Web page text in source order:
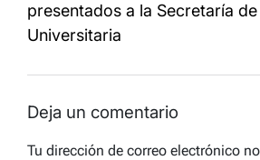
presentados a la Secretaría
Universitaria
Deja un comentario
Tu dirección de correo electrónico